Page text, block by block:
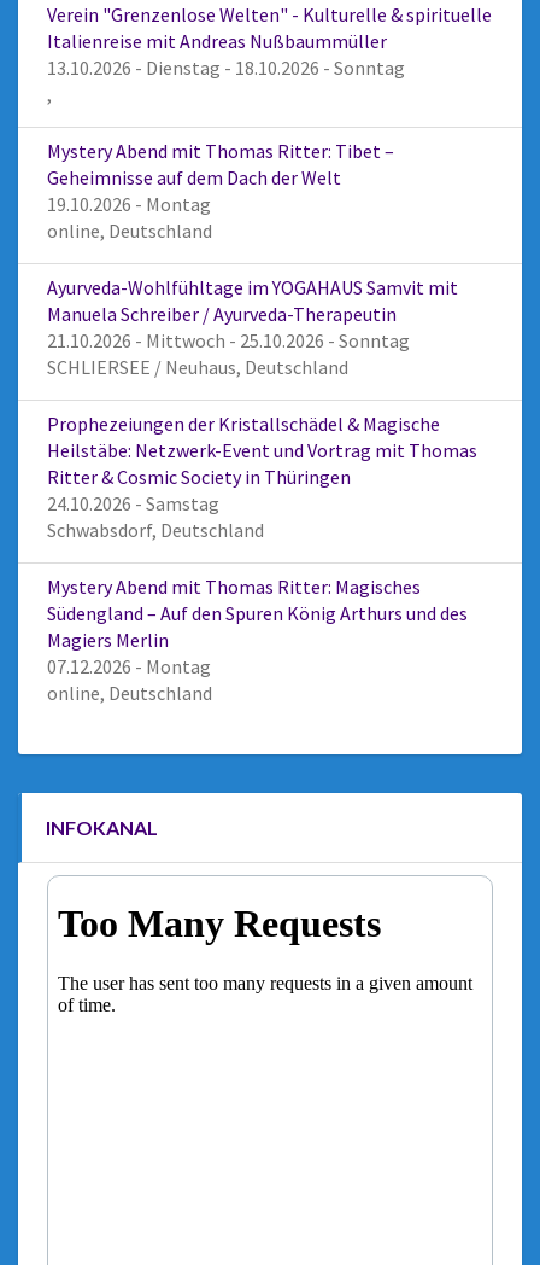
Verein "Grenzenlose Welten" - Kulturelle & spirituelle
Italienreise mit Andreas Nußbaummüller
13.10.2026 - Dienstag - 18.10.2026 - Sonntag
,
Mystery Abend mit Thomas Ritter: Tibet –
Geheimnisse auf dem Dach der Welt
19.10.2026 - Montag
online, Deutschland
Ayurveda-Wohlfühltage im YOGAHAUS Samvit mit
Manuela Schreiber / Ayurveda-Therapeutin
21.10.2026 - Mittwoch - 25.10.2026 - Sonntag
SCHLIERSEE / Neuhaus, Deutschland
Prophezeiungen der Kristallschädel & Magische
Heilstäbe: Netzwerk-Event und Vortrag mit Thomas
Ritter & Cosmic Society in Thüringen
24.10.2026 - Samstag
Schwabsdorf, Deutschland
Mystery Abend mit Thomas Ritter: Magisches
Südengland – Auf den Spuren König Arthurs und des
Magiers Merlin
07.12.2026 - Montag
online, Deutschland
INFOKANAL